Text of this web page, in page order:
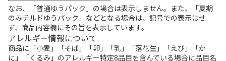
なお、「普通ゆうパック」の場合は表示しません。また、「夏期
のみチルドゆうパック」などとなる場合は、記号での表示はせ
ず、商品内容欄にその旨を表示しています。
アレルギー情報について
商品に「小麦」「そば」「卵」「乳」「落花生」「えび」「か
に」「くるみ」のアレルギー特定8品目を含んでいる場合に品目名